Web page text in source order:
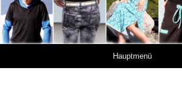
Hauptmenü